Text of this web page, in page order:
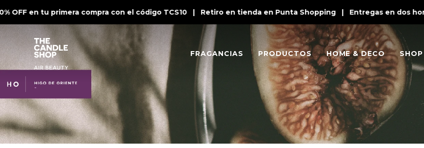
en tu primera compra con el código TCS10 | Retiro en tienda en Punta Shopping | Entregas en dos
FRAGANCIAS PRODUCTOS HOME & DECO